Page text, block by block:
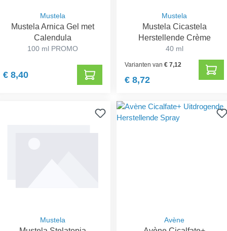
Mustela
Mustela Arnica Gel met
Calendula
100 ml PROMO
€ 8,40
Mustela
Mustela Cicastela
Herstellende Crème
40 ml
Varianten van€ 7,12
€ 8,72
Mustela Avène